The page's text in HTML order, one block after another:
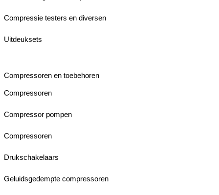
Compressie testers en diversen
Uitdeuksets
Compressoren en toebehoren
Compressoren
Compressor pompen
Compressoren
Drukschakelaars
Geluidsgedempte compressoren